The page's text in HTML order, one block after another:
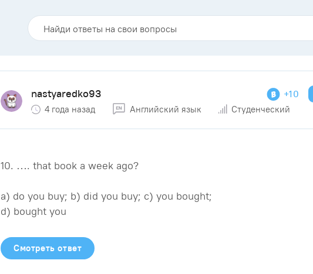
nastyaredko93 +10
4 года назад Английский язык Студенческий
10. …. that book a week ago?
a) do you buy; b) did you buy; c) you bought;
d) bought you
Смотреть ответ